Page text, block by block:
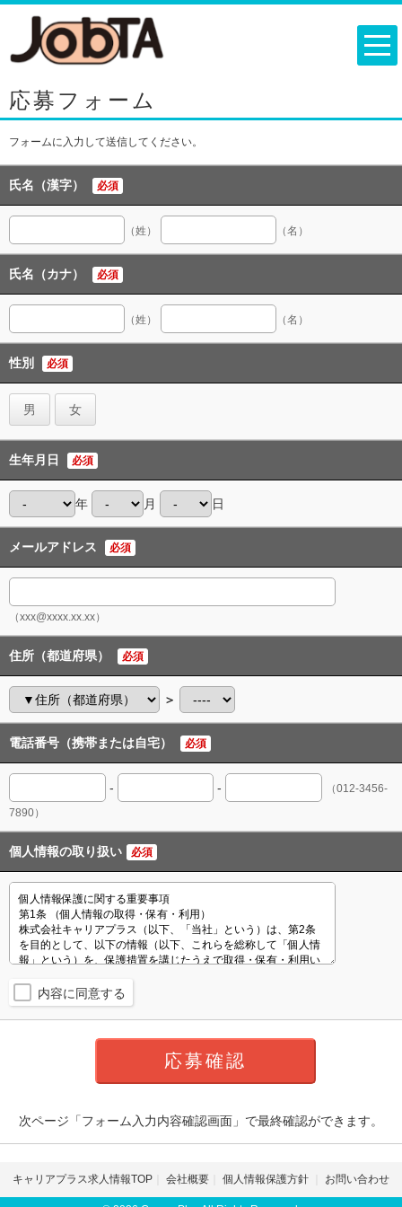
応募フォーム
フォームに入力して送信してください。
氏名（漢字） 必須
（姓） （名）
氏名（カナ） 必須
（姓） （名）
性別 必須
男 女
生年月日 必須
年 月 日
メールアドレス 必須
（xxx@xxxx.xx.xx）
住所（都道府県） 必須
＞
電話番号（携帯または自宅） 必須
- -
（012-3456-
7890）
個人情報の取り扱い 必須
内容に同意する
次ページ「フォーム入力内容確認画面」で最終確認ができます。
キャリアプラス求人情報TOP 会社概要 個人情報保護方針 お問い合わせ